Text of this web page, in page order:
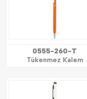
0555-260-T
Tükenmez Kalem